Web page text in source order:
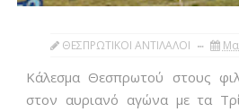
ΘΕΣΠΡΩΤΙΚΟΙ ΑΝΤΙΛΑΛΟΙ
Κάλεσμα Θεσπρωτού στους
στον αυριανό αγώνα με τα